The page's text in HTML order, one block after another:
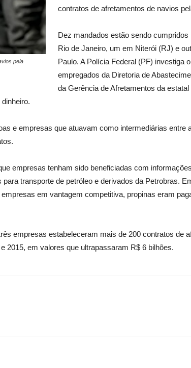
pela
contratos de afretamentos de navios
Dez mandados estão sendo cumpridos
Rio de Janeiro, um em Niterói (RJ) e
Paulo. A Polícia Federal (PF) investiga
empregados da Diretoria de
da Gerência de Afretamentos da
e empresas que atuavam como intermediárias entre
empresas tenham sido beneficiadas com
transporte de petróleo e derivados da Petrobras.
em vantagem competitiva, propinas eram
empresas estabeleceram mais de 200 contratos de
2015, em valores que ultrapassaram R$ 6 bilhões.